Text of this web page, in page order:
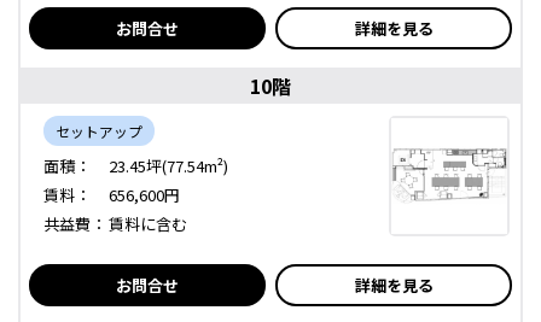
お問合せ 詳細を見る
10階
セットアップ
面積：
23.45坪(77.54m²)
賃料：
656,600円
共益費： 賃料に含む
お問合せ 詳細を見る